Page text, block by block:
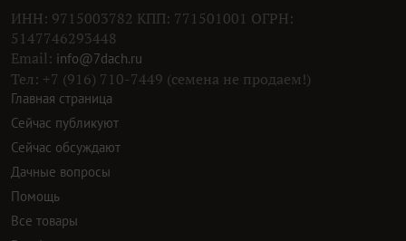
ИНН: 9715003782 КПП: 771501001 ОГРН:
5147746293448
Email: info@7dach.ru
Тел: +7 (916) 710-7449 (семена не продаем!)
Главная страница
Сейчас публикуют
Сейчас обсуждают
Дачные вопросы
Помощь
Все товары